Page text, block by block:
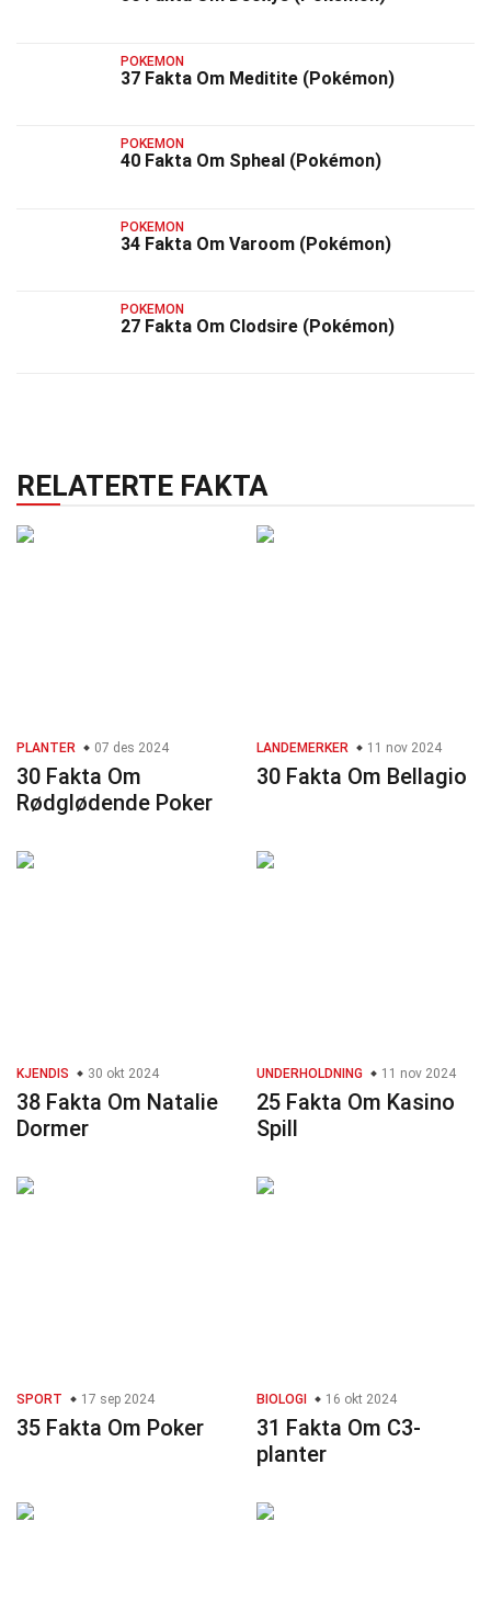
POKEMON
37 Fakta Om Meditite (Pokémon)
POKEMON
40 Fakta Om Spheal (Pokémon)
POKEMON
34 Fakta Om Varoom (Pokémon)
POKEMON
27 Fakta Om Clodsire (Pokémon)
RELATERTE FAKTA
PLANTER 07 des 2024
30 Fakta Om
Rødglødende Poker
LANDEMERKER 11 nov 2024
30 Fakta Om Bellagio
KJENDIS 30 okt 2024
38 Fakta Om Natalie
Dormer
UNDERHOLDNING 11 nov 2024
25 Fakta Om Kasino
Spill
SPORT 17 sep 2024
35 Fakta Om Poker
BIOLOGI 16 okt 2024
31 Fakta Om C3-
planter